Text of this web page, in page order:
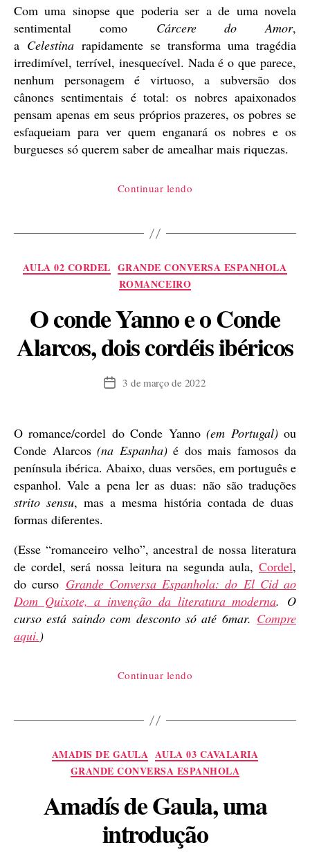
Com uma sinopse que poderia ser a de uma novela
sentimental como Cárcere do Amor,
a Celestina rapidamente se transforma uma tragédia
irredimível, terrível, inesquecível. Nada é o que parece,
nenhum personagem é virtuoso, a subversão dos
cânones sentimentais é total: os nobres apaixonados
pensam apenas em seus próprios prazeres, os pobres se
esfaqueiam para ver quem enganará os nobres e os
burgueses só querem saber de amealhar mais riquezas.
Continuar lendo
Rojas,
introdução”
Categorias
AULA 02 CORDEL GRANDE CONVERSA ESPANHOLA
ROMANCEIRO
O conde Yanno e o Conde
Alarcos, dois cordéis ibéricos
Data3 de março de 2022
O romance/cordel do Conde Yanno(em Portugal)ou
Conde Alarcos (na Espanha)é dos mais famosos da
península ibérica. Abaixo, duas versões, em português e
espanhol. Vale a pena ler as duas: não são traduções
strito sensu, mas a mesma história contada de duas
formas diferentes.
(Esse “romanceiro velho”, ancestral de nossa literatura
de cordel, será nossa leitura na segunda aula, Cordel,
do curso Grande Conversa Espanhola: do El Cid ao
Dom Quixote, a invenção da literatura moderna. O
curso está saindo com desconto só até 6mar. Compre
aqui.)
Continuar lendo
e
Conde
Alarcos,
cordéis
ibéricos”
Categorias
AMADIS DE GAULA AULA 03 CAVALARIA
GRANDE CONVERSA ESPANHOLA
Amadís de Gaula, uma
introdução